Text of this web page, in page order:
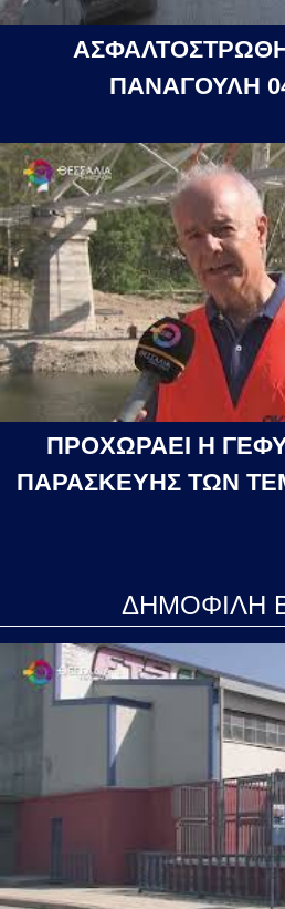
ΠΑΝΑΓΟΥΛΗ
ΠΡΟΧΩΡΑΕΙ Η
ΠΑΡΑΣΚΕΥΗΣ ΤΩΝ
ΔΗΜΟΦΙΛΗ